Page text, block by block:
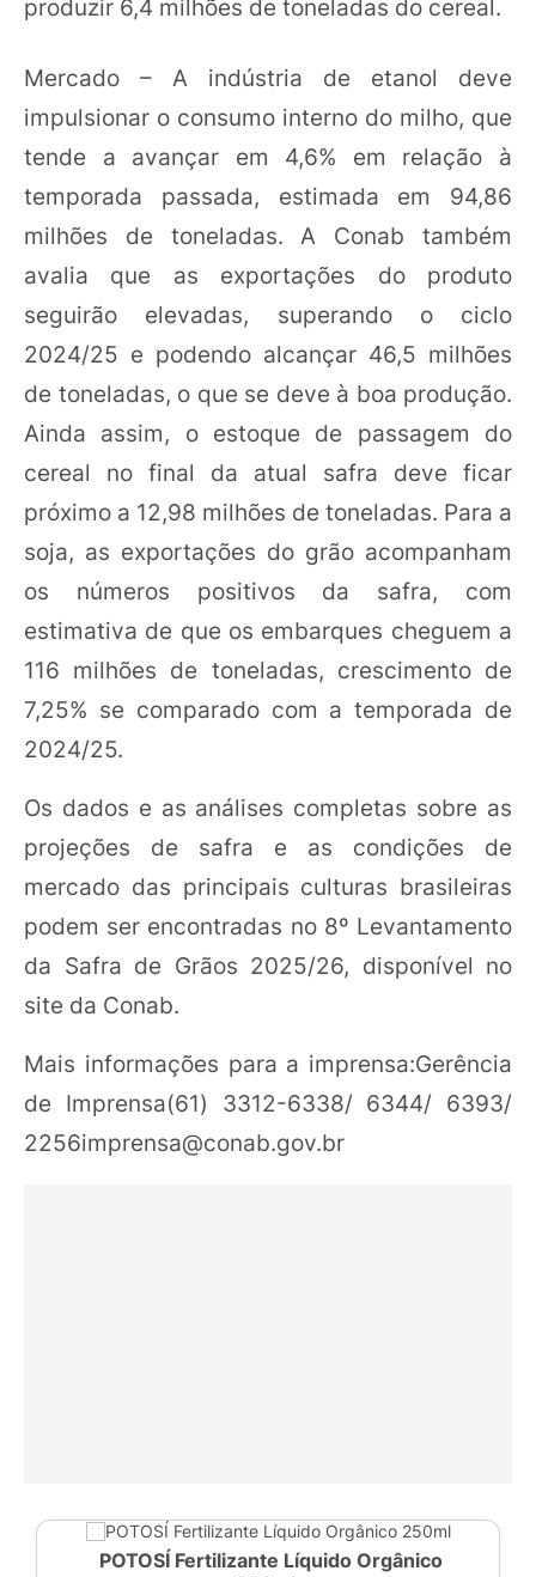
produzir 6,4 milhões de toneladas do cereal.
Mercado – A indústria de etanol deve
impulsionar o consumo interno do milho, que
tende a avançar em 4,6% em relação à
temporada passada, estimada em 94,86
milhões de toneladas. A Conab também
avalia que as exportações do produto
seguirão elevadas, superando o ciclo
2024/25 e podendo alcançar 46,5 milhões
de toneladas, o que se deve à boa produção.
Ainda assim, o estoque de passagem do
cereal no final da atual safra deve ficar
próximo a 12,98 milhões de toneladas. Para a
soja, as exportações do grão acompanham
os números positivos da safra, com
estimativa de que os embarques cheguem a
116 milhões de toneladas, crescimento de
7,25% se comparado com a temporada de
2024/25.
Os dados e as análises completas sobre as
projeções de safra e as condições de
mercado das principais culturas brasileiras
podem ser encontradas no 8º Levantamento
da Safra de Grãos 2025/26, disponível no
site da Conab.
Mais informações para a imprensa:Gerência
de Imprensa(61) 3312-6338/ 6344/ 6393/
2256imprensa@conab.gov.br
POTOSÍ Fertilizante Líquido Orgânico